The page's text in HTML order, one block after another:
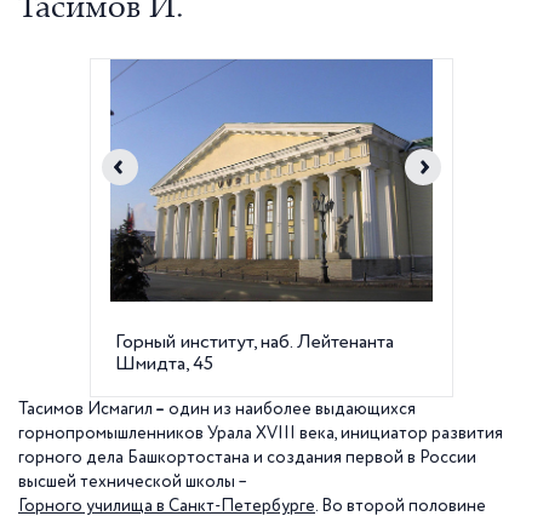
Тасимов И.
Горный институт, наб. Лейтенанта
Шмидта, 45
Тасимов Исмагил – один из наиболее выдающихся
горнопромышленников Урала XVIII века, инициатор развития
горного дела Башкортостана и создания первой в России
высшей технической школы –
Горного училища в Санкт-Петербурге. Во второй половине